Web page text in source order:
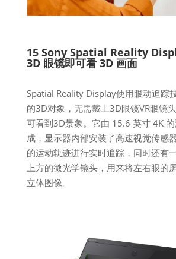
15 Sony Spatial Reality
3D 眼镜即可看 3D 画面
Spatial Reality Display使用眼动追踪
的3D对象，无需戴上3D眼镜VR眼镜
可看到3D景象。它由 15.6 英寸 4K
成，显示器内部安装了高速视觉传感
的运动轨迹进行实时追踪，同时还有
上方的微光学镜头，用来将左右眼的
立体图像。